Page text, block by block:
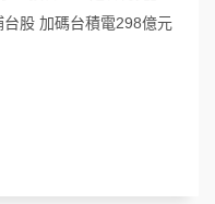
股 加碼台積電298億元